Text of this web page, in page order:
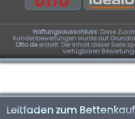
Haftungsausschluss:Diese
Kundenbewertungen wurde auf
Otto.deerstellt. Der Inhalt dieser Seite
verfügbaren
Leitfaden zum Bettenkauf